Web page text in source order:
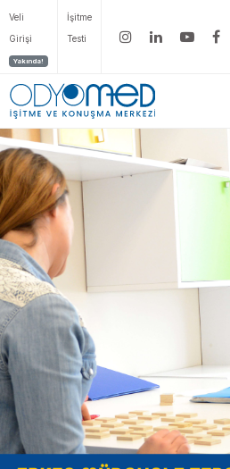
Veli
Girişi
Yakında!
İşitme
Testi